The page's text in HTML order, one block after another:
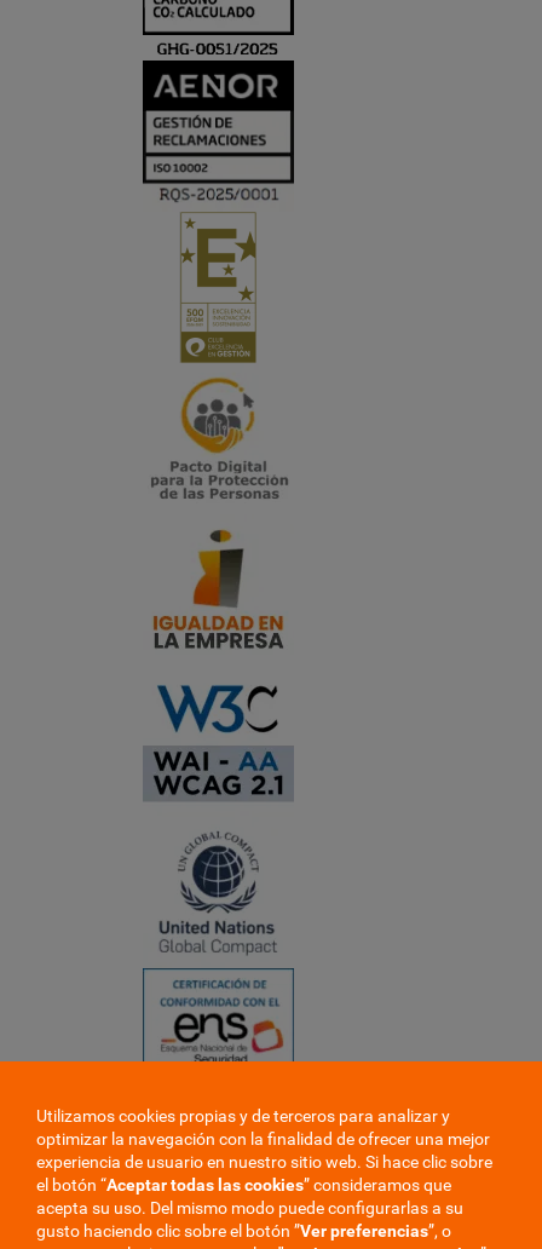
❮
❯
Utilizamos cookies propias y de terceros para analizar y
optimizar la navegación con la finalidad de ofrecer una mejor
experiencia de usuario en nuestro sitio web. Si hace clic sobre
el botón “Aceptar todas las cookies” consideramos que
acepta su uso. Del mismo modo puede configurarlas a su
gusto haciendo clic sobre el botón ”Ver preferencias”, o